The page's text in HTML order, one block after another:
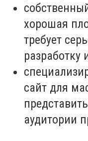
хорошая
требует
разработку
сайт для
аудитории